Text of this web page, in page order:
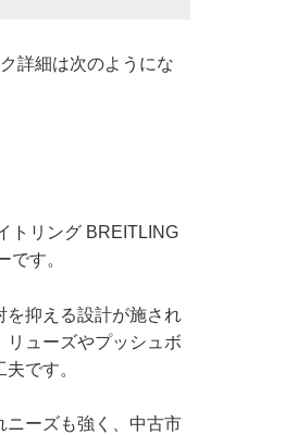
詳細は次のようにな
トリング BREITLING
す。
を抑える設計が施され
リューズやプッシュボ
です。
ニーズも強く、中古市